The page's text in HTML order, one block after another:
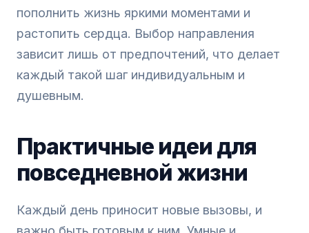
пополнить жизнь яркими моментами и
растопить сердца. Выбор направления
зависит лишь от предпочтений, что делает
каждый такой шаг индивидуальным и
душевным.
Практичные идеи для
повседневной жизни
Каждый день приносит новые вызовы, и